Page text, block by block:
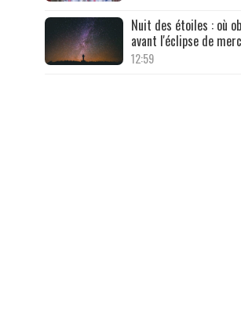
Nuit des étoiles : où
avant l'éclipse de
12:59